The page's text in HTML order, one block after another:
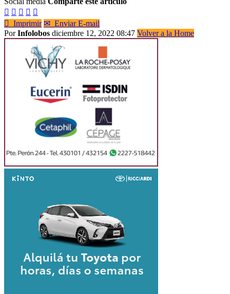
    
 Imprimir ✉ Enviar E-mail
PorInfolobos diciembre 12, 2022 08:47 Volver a la Home